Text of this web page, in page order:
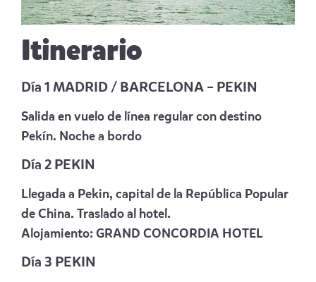
Itinerario
Día 1 MADRID / BARCELONA – PEKIN
Salida en vuelo de línea regular con destino
Pekín. Noche a bordo
Día 2 PEKIN
Llegada a Pekin, capital de la República Popular
de China. Traslado al hotel.
Alojamiento: GRAND CONCORDIA HOTEL
Día 3 PEKIN